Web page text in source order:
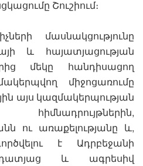
Շուշիում։
մասնակցությունը
և հայատյացության
մեկը հանդիսացող
միջոցառումը
այս կազմակերպության
ու առաքելությանը և,
է Ադրբեջանի
և ագրեսիվ